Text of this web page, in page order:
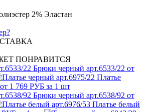
2% Эластан
ПОНРАВИТСЯ
Брюки черный арт.6533/22 от
Платье
от 1 769 РУБ за 1 шт
Брюки черный арт.6538/92 от
Платье белый